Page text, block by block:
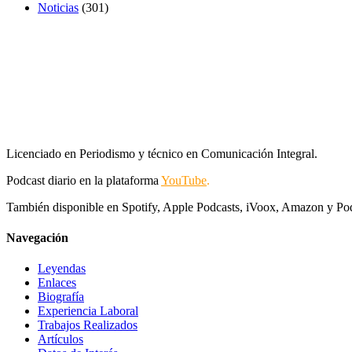
Noticias (301)
Licenciado en Periodismo y técnico en Comunicación Integral.
Podcast diario en la plataforma YouTube.
También disponible en Spotify, Apple Podcasts, iVoox, Amazon y
Navegación
Leyendas
Enlaces
Biografía
Experiencia Laboral
Trabajos Realizados
Artículos